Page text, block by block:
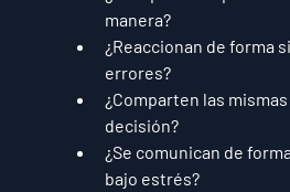
manera?
¿Reaccionan de forma
errores?
¿Comparten las
decisión?
¿Se comunican de
bajo estrés?